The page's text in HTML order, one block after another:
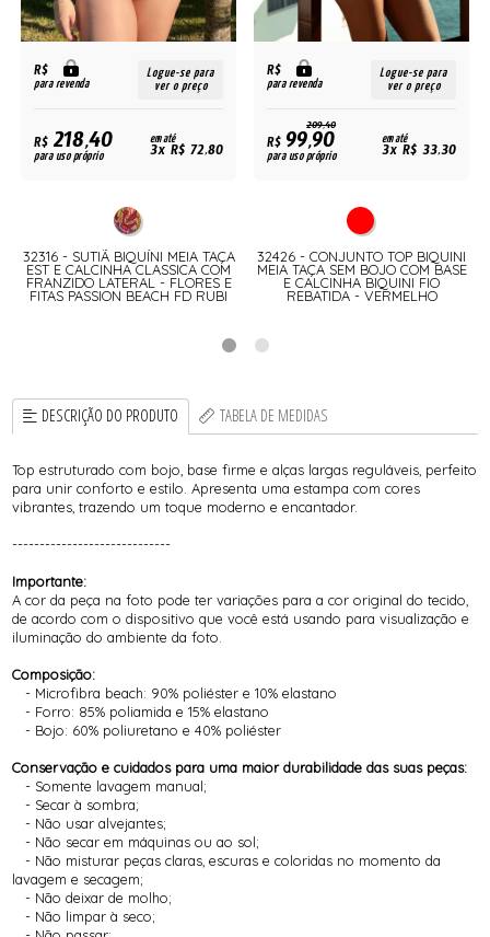
R$
para revenda
Logue-se para
ver o preço
R$218,40
para uso próprio
em até
3x R$ 72,80
32316 - SUTIÃ BIQUÍNI MEIA TAÇA
EST E CALCINHA CLASSICA COM
FRANZIDO LATERAL - FLORES E
FITAS PASSION BEACH FD RUBI
R$
para revenda
Logue-se para
ver o preço
209,40
R$99,90
para uso próprio
em até
3x R$ 33,30
32426 - CONJUNTO TOP BIQUINI
MEIA TAÇA SEM BOJO COM BASE
E CALCINHA BIQUINI FIO
REBATIDA - VERMELHO
DESCRIÇÃO DO PRODUTO TABELA DE MEDIDAS
Top estruturado com bojo, base firme e alças largas reguláveis, perfeito
para unir conforto e estilo. Apresenta uma estampa com cores
vibrantes, trazendo um toque moderno e encantador.
-----------------------------
Importante:
A cor da peça na foto pode ter variações para a cor original do tecido,
de acordo com o dispositivo que você está usando para visualização e
iluminação do ambiente da foto.
Composição:
- Microfibra beach: 90% poliéster e 10% elastano
- Forro: 85% poliamida e 15% elastano
- Bojo: 60% poliuretano e 40% poliéster
Conservação e cuidados para uma maior durabilidade das suas peças:
- Somente lavagem manual;
- Secar à sombra;
- Não usar alvejantes;
- Não secar em máquinas ou ao sol;
- Não misturar peças claras, escuras e coloridas no momento da
lavagem e secagem;
- Não deixar de molho;
- Não limpar à seco;